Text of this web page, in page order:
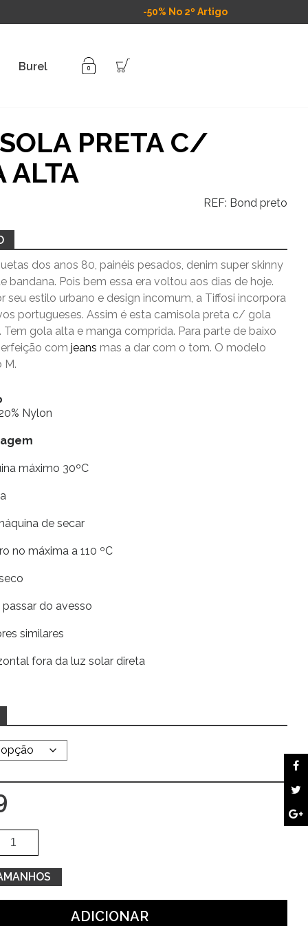
-50% No 2º Artigo
Burel
PRETA C/
ALTA
REF: Bond preto
dos anos 80, painéis pesados, denim super skinny
bandana. Pois bem essa era voltou aos dias de hoje.
seu estilo urbano e design incomum, a Tiffosi incorpora
portugueses. Assim é esta camisola preta c/ gola
Tem gola alta e manga comprida. Para parte de baixo
comjeans mas a dar com o tom. O modelo
M.
Nylon
máximo 30ºC
de secar
no máxima a 110 ºC
passar do avesso
similares
fora da luz solar direta
ADICIONAR